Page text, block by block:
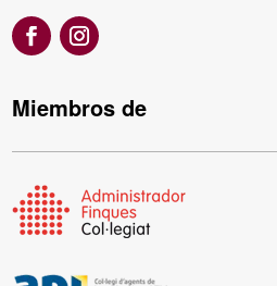
Miembros de